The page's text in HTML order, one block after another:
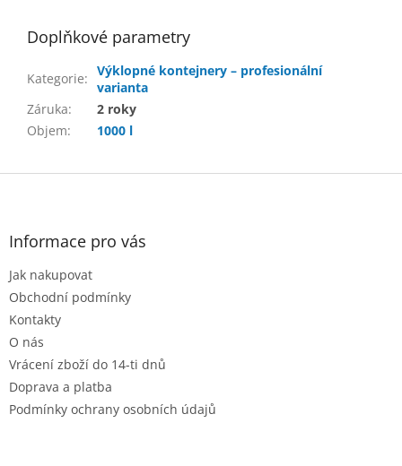
Doplňkové parametry
Kategorie: Výklopné kontejnery – profesionální
varianta
Záruka:
2 roky
Objem: 1000 l
Z
Informace pro vás
Jak nakupovat
Obchodní podmínky
Kontakty
O nás
Vrácení zboží do 14-ti dnů
Doprava a platba
Podmínky ochrany osobních údajů